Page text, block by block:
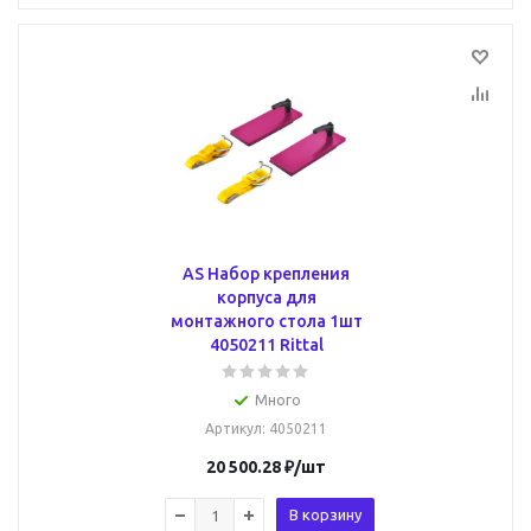
AS Набор крепления
корпуса для
монтажного стола 1шт
4050211 Rittal
Много
Артикул: 4050211
20 500.28₽/шт
В корзину